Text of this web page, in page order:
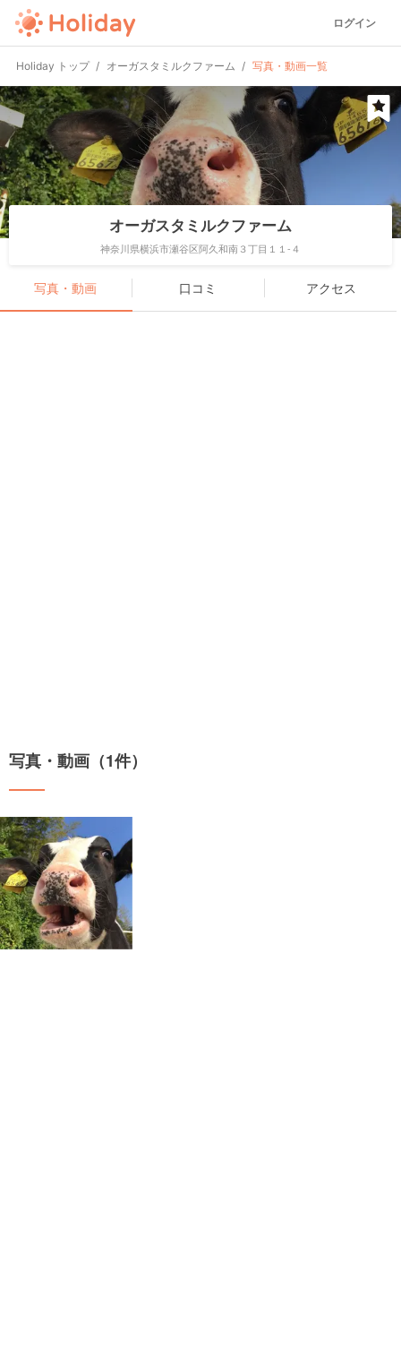
ログイン
Holiday トップ オーガスタミルクファーム 写真・動画一覧
オーガスタミルクファーム
神奈川県横浜市瀬谷区阿久和南３丁目１１-４
写真・動画 口コミ アクセス
写真・動画（1件）